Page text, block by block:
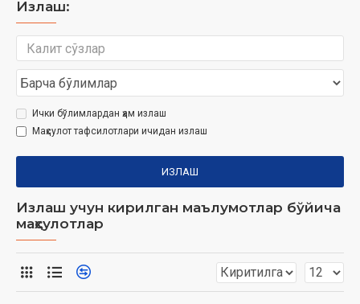
Излаш:
Ички бўлимлардан ҳам излаш
Маҳсулот тафсилотлари ичидан излаш
ИЗЛАШ
Излаш учун кирилган маълумотлар бўйича
маҳсулотлар